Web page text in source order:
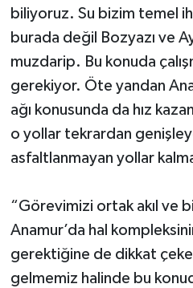
biliyoruz. Su bizim temel
burada değil Bozyazı ve
muzdarip. Bu konuda
gerekiyor. Öte yandan
ağı konusunda da hız
o yollar tekrardan
asfaltlanmayan yollar
“Görevimizi ortak akıl ve
Anamur’da hal
gerektiğine de dikkat
gelmemiz halinde bu